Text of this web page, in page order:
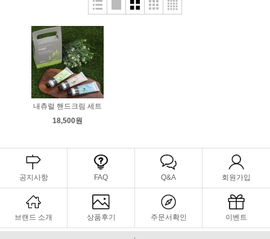
내츄럴 핸드크림 세트
18,500원
공지사항 FAQ Q&A 회원가입
브랜드 소개 상품후기 주문서확인 이벤트